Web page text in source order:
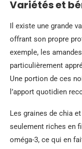
Variétés et
Il existe une grande
offrant son propre
exemple, les
particulièrement
Une portion de ces
l’apport quotidien
Les graines de chia
seulement riches en
oméga-3, ce qui en